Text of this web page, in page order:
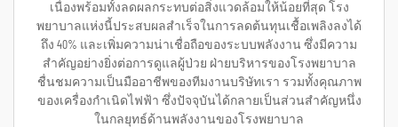
เนื่องพร้อมทั้งลดผลกระทบต่อสิ่งแวดล้อมให้น้อยที่สุด โรง
พยาบาลแห่งนี้ประสบผลสำเร็จในการลดต้นทุนเชื้อเพลิงลงได้
ถึง 40% และเพิ่มความน่าเชื่อถือของระบบพลังงาน ซึ่งมีความ
สำคัญอย่างยิ่งต่อการดูแลผู้ป่วย ฝ่ายบริหารของโรงพยาบาล
ชื่นชมความเป็นมืออาชีพของทีมงานบริษัทเรา รวมทั้งคุณภาพ
ของเครื่องกำเนิดไฟฟ้า ซึ่งปัจจุบันได้กลายเป็นส่วนสำคัญหนึ่ง
ในกลยุทธ์ด้านพลังงานของโรงพยาบาล